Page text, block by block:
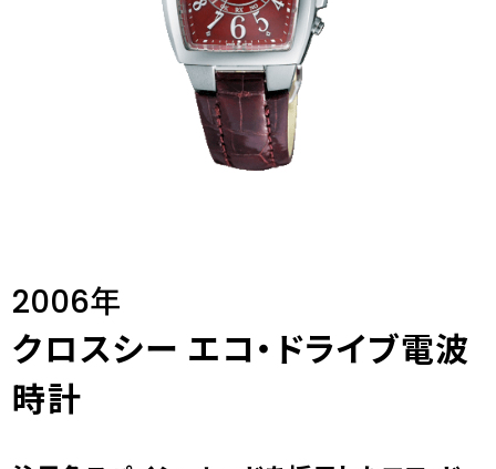
2006年
クロスシー エコ・ドライブ電波
時計